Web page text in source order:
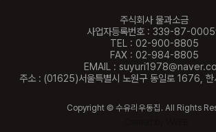
주식회사 물과소금
사업자등록번호 : 339-87-
TEL : 02-900-8805
FAX : 02-984-8805
EMAIL :
주소 : (01625)서울특별시 노원구 동일로 1676, 한
Copyright © 수유리우동집. All Rights